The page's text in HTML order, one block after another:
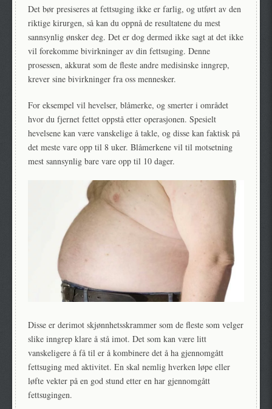
Det bør presiseres at fettsuging ikke er farlig, og utført av den
riktige kirurgen, så kan du oppnå de resultatene du mest
sannsynlig ønsker deg. Det er dog dermed ikke sagt at det ikke
vil forekomme bivirkninger av din fettsuging. Denne
prosessen, akkurat som de fleste andre medisinske inngrep,
krever sine bivirkninger fra oss mennesker.
For eksempel vil hevelser, blåmerke, og smerter i området
hvor du fjernet fettet oppstå etter operasjonen. Spesielt
hevelsene kan være vanskelige å takle, og disse kan faktisk på
det meste vare opp til 8 uker. Blåmerkene vil til motsetning
mest sannsynlig bare vare opp til 10 dager.
Disse er derimot skjønnhetsskrammer som de fleste som velger
slike inngrep klare å stå imot. Det som kan være litt
vanskeligere å få til er å kombinere det å ha gjennomgått
fettsuging med aktivitet. En skal nemlig hverken løpe eller
løfte vekter på en god stund etter en har gjennomgått
fettsugingen.